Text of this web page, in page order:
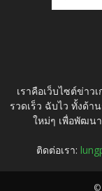
เราคือเว็บไซต์ข่า
รวดเร็ว ฉับไว ทั้งด้า
ใหม่ๆ เพื่อพัฒนา
ติดต่อเรา:
©